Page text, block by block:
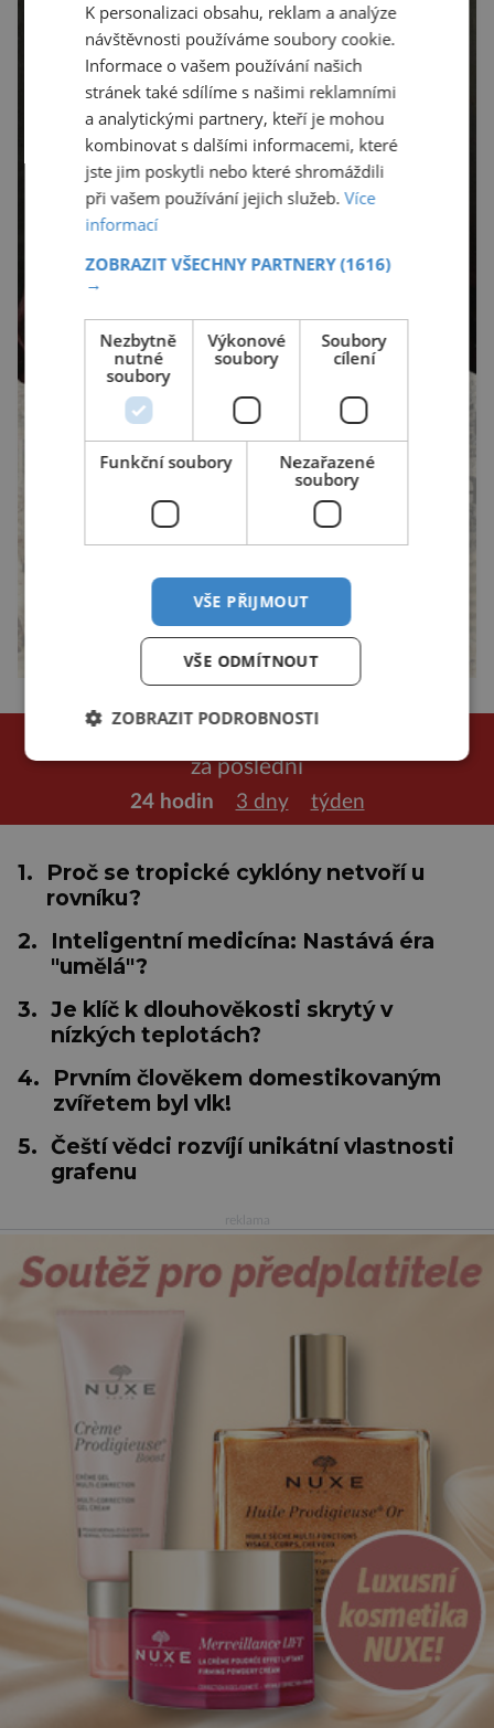
za poslední
24 hodin 3 dny týden
1.
Proč se tropické cyklóny netvoří u
rovníku?
2.
Inteligentní medicína: Nastává éra
"umělá"?
3. Je klíč k dlouhověkosti skrytý v
nízkých teplotách?
4.
Prvním člověkem domestikovaným
zvířetem byl vlk!
5. Čeští vědci rozvíjí unikátní vlastnosti
grafenu
K personalizaci obsahu, reklam a analýze
návštěvnosti používáme soubory cookie.
Informace o vašem používání našich
stránek také sdílíme s našimi reklamními
a analytickými partnery, kteří je mohou
kombinovat s dalšími informacemi, které
jste jim poskytli nebo které shromáždili
při vašem používání jejich služeb.Více
informací
ZOBRAZIT VŠECHNY PARTNERY(1616)
→
Nezbytně
nutné
soubory
Výkonové
soubory
Soubory
cílení
Funkční soubory
Nezařazené
soubory
VŠE PŘIJMOUT
VŠE ODMÍTNOUT
ZOBRAZIT PODROBNOSTI